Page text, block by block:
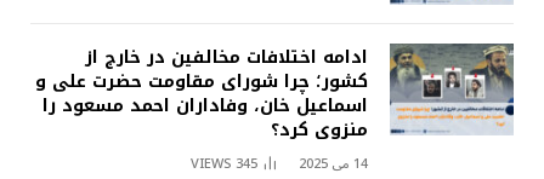
ادامه اختلافات مخالفین در خارج از
کشور؛ چرا شورای مقاومت حضرت علی و
اسماعیل خان، وفاداران احمد مسعود را
منزوی کرد؟
14 می 2025 345
VIEWS